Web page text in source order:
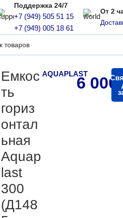
Поддержка 24/7
+7 (949) 505 51 15
+7 (949) 005 18 61
От 2
Aquaplast 300
Емкос
ть
гориз
онтал
ьная
Aquap
last
300
(Д148
AQUAPLAST6 000